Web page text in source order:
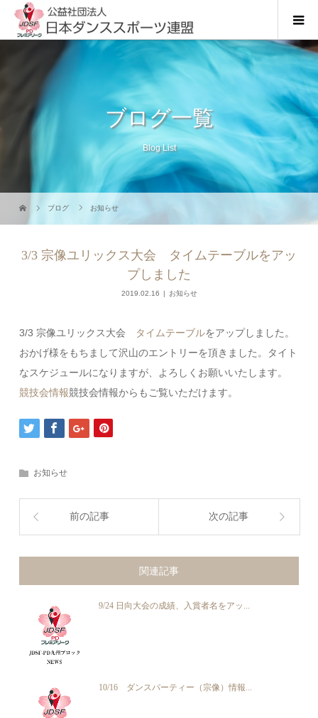
ブログ一覧
Blog List
ブログ お知らせ
3/3 宗像ユリックス大会 タイムテーブルをアッ
プしました
2019.02.16 お知らせ
3/3 宗像ユリックス大会 タイムテーブルをアップしました。
おかげ様をもちまして沢山のエントリーを頂きました。タイト
なスケジュールになりますが、よろしくお願いいたします。
競技会情報競技会情報からもご覧いただけます。
お知らせ
前の記事 次の記事
関連記事
9/24 日向大会の成績、入賞者名をアッ...
10/16 ダンスパーティー（宗像）情報...